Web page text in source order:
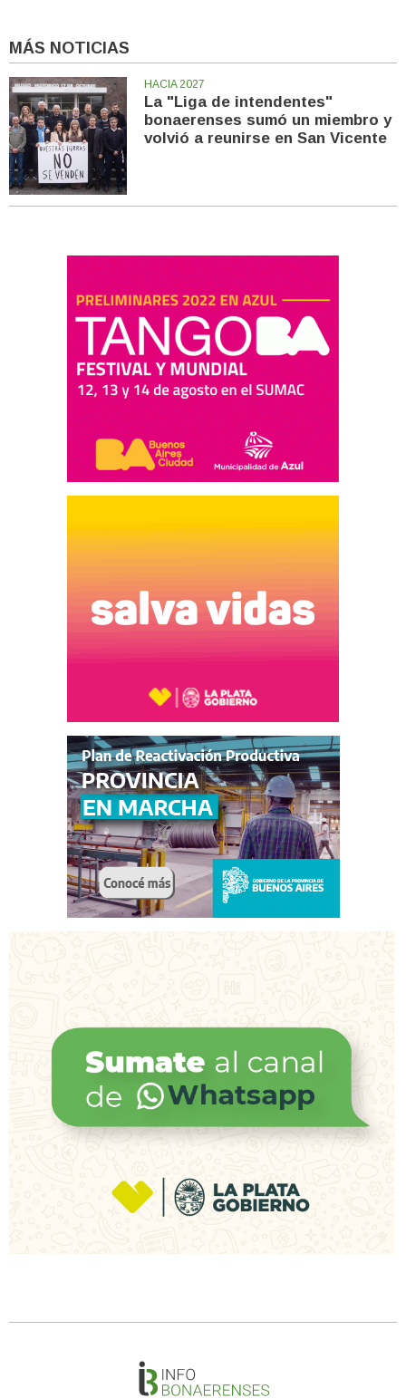
MÁS NOTICIAS
HACIA 2027
La "Liga de intendentes"
bonaerenses sumó un miembro y
volvió a reunirse en San Vicente